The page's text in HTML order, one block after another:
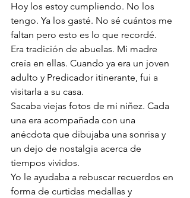
Hoy los estoy cumpliendo. No los
tengo. Ya los gasté. No sé cuántos me
faltan pero esto es lo que recordé.
Era tradición de abuelas. Mi madre
creía en ellas. Cuando ya era un joven
adulto y Predicador itinerante, fui a
visitarla a su casa.
Sacaba viejas fotos de mi niñez. Cada
una era acompañada con una
anécdota que dibujaba una sonrisa y
un dejo de nostalgia acerca de
tiempos vividos.
Yo le ayudaba a rebuscar recuerdos en
forma de curtidas medallas y